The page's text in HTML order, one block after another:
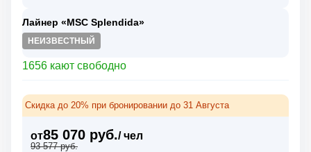
Лайнер «MSC Splendida»
НЕИЗВЕСТНЫЙ
1656 кают свободно
Скидка до 20% при бронировании до 31 Августа
от85 070 руб./ чел
93 577 руб.